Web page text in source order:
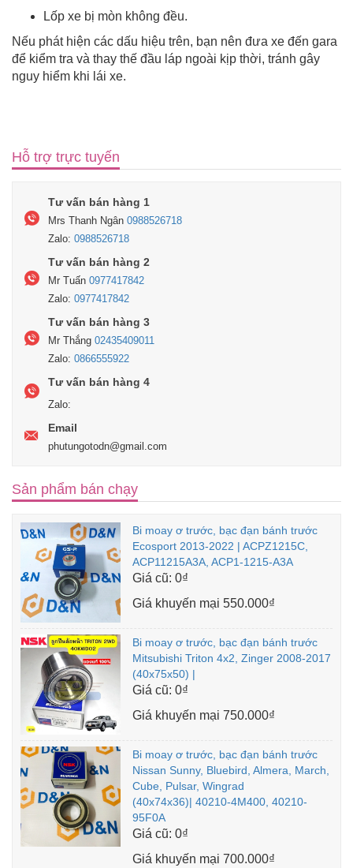
Lốp xe bị mòn không đều.
Nếu phát hiện các dấu hiệu trên, bạn nên đưa xe đến gara
để kiểm tra và thay thế đầu láp ngoài kịp thời, tránh gây
nguy hiểm khi lái xe.
Hỗ trợ trực tuyến
Tư vấn bán hàng 1
Mrs Thanh Ngân 0988526718
Zalo: 0988526718
Tư vấn bán hàng 2
Mr Tuấn 0977417842
Zalo: 0977417842
Tư vấn bán hàng 3
Mr Thắng 02435409011
Zalo: 0866555922
Tư vấn bán hàng 4
Zalo:
Email
phutungotodn@gmail.com
Sản phẩm bán chạy
Bi moay ơ trước, bạc đạn bánh trước
Ecosport 2013-2022 | ACPZ1215C,
ACP11215A3A, ACP1-1215-A3A
Giá cũ: 0₫
Giá khuyến mại 550.000₫
Bi moay ơ trước, bạc đạn bánh trước
Mitsubishi Triton 4x2, Zinger 2008-2017
(40x75x50) |
Giá cũ: 0₫
Giá khuyến mại 750.000₫
Bi moay ơ trước, bạc đạn bánh trước
Nissan Sunny, Bluebird, Almera, March,
Cube, Pulsar, Wingrad
(40x74x36)| 40210-4M400, 40210-
95F0A
Giá cũ: 0₫
Giá khuyến mại 700.000₫